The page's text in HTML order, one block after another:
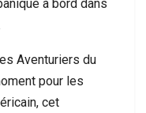
à bord dans
Aventuriers du
pour les
cet